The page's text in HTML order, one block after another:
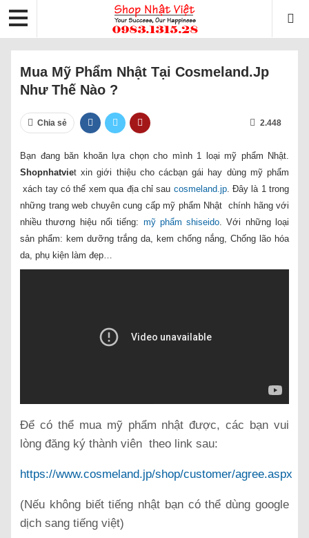
Mua Mỹ Phẩm Nhật Tại Cosmeland.jp
Như Thế Nào ?
Chia sẻ 2.448
Bạn đang băn khoăn lựa chọn cho mình 1 loại mỹ phẩm Nhật.
Shopnhatviet xin giới thiệu cho cácbạn gái hay dùng mỹ phẩm
xách tay có thể xem qua địa chỉ sau cosmeland.jp. Đây là 1 trong
những trang web chuyên cung cấp mỹ phẩm Nhật chính hãng với
nhiều thương hiệu nổi tiếng: mỹ phẩm shiseido . Với những loại
sản phẩm: kem dưỡng trắng da, kem chống nắng, Chống lão hóa
da, phụ kiện làm đẹp…
Để có thể mua mỹ phẩm nhật được, các bạn vui
lòng đăng ký thành viên theo link sau:
https://www.cosmeland.jp/shop/customer/agree.aspx
(Nếu không biết tiếng nhật bạn có thể dùng google
dịch sang tiếng việt)